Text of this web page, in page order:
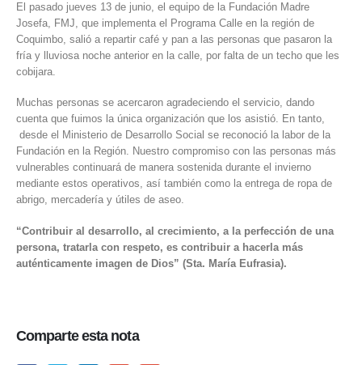
El pasado jueves 13 de junio, el equipo de la Fundación Madre
Josefa, FMJ, que implementa el Programa Calle en la región de
Coquimbo, salió a repartir café y pan a las personas que pasaron la
fría y lluviosa noche anterior en la calle, por falta de un techo que les
cobijara.
Muchas personas se acercaron agradeciendo el servicio, dando
cuenta que fuimos la única organización que los asistió. En tanto,
desde el Ministerio de Desarrollo Social se reconoció la labor de la
Fundación en la Región. Nuestro compromiso con las personas más
vulnerables continuará de manera sostenida durante el invierno
mediante estos operativos, así también como la entrega de ropa de
abrigo, mercadería y útiles de aseo.
“Contribuir al desarrollo, al crecimiento, a la perfección de una
persona, tratarla con respeto, es contribuir a hacerla más
auténticamente imagen de Dios” (Sta. María Eufrasia).
Comparte esta nota